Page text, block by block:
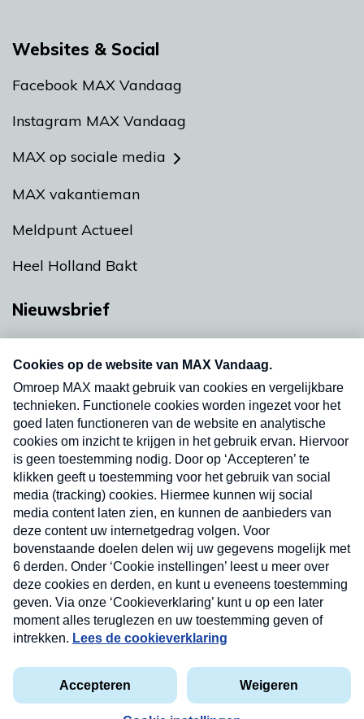
Websites & Social
Facebook MAX Vandaag
Instagram MAX Vandaag
MAX op sociale media
MAX vakantieman
Meldpunt Actueel
Heel Holland Bakt
Nieuwsbrief
nieuwsbrief. Elke vrijdag- en dinsdagochtend in
uw mailbox.
Verzend
Privacyverklaring
Cookieverklaring
Kwetsbaarheid melden
Copyright © 2026 MAX Vandaag - Omroep MAX
Nieuwsbrief
Neem hier een gratis abonnement op onze
nieuwsbrief. Elke vrijdag- en dinsdagochtend in uw